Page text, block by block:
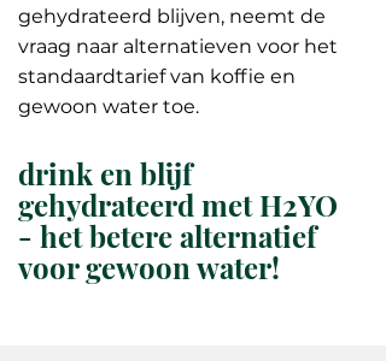
drink en blijf
gehydrateerd met H2YO
- het betere alternatief
voor gewoon water!
gehydrateerd blijven, neemt de
vraag naar alternatieven voor het
standaardtarief van koffie en
gewoon water toe.